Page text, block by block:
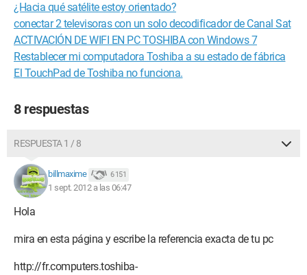
¿Hacia qué satélite estoy orientado?
conectar 2 televisoras con un solo decodificador de Canal Sat
ACTIVACIÓN DE WIFI EN PC TOSHIBA con Windows 7
Restablecer mi computadora Toshiba a su estado de fábrica
El TouchPad de Toshiba no funciona.
8 respuestas
RESPUESTA 1 / 8
billmaxime 6 151
1 sept. 2012 a las 06:47
Hola
mira en esta página y escribe la referencia exacta de tu pc
http://fr.computers.toshiba-